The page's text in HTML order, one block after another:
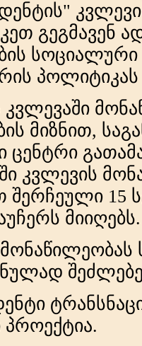
კვლევაში
მიზნით,
კვლევის
შერჩეული 15
მიიღებს.